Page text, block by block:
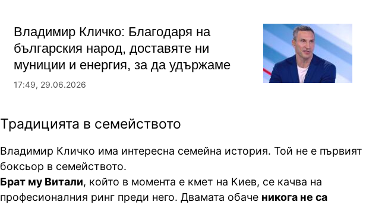
Владимир Кличко: Благодаря на
българския народ, доставяте ни
муниции и енергия, за да удържаме
17:49, 29.06.2026
Традицията в семейството
Владимир Кличко има интересна семейна история. Той не е първият
боксьор в семейството.
Брат му Витали, който в момента е кмет на Киев, се качва на
професионалния ринг преди него. Двамата обаче никога не са